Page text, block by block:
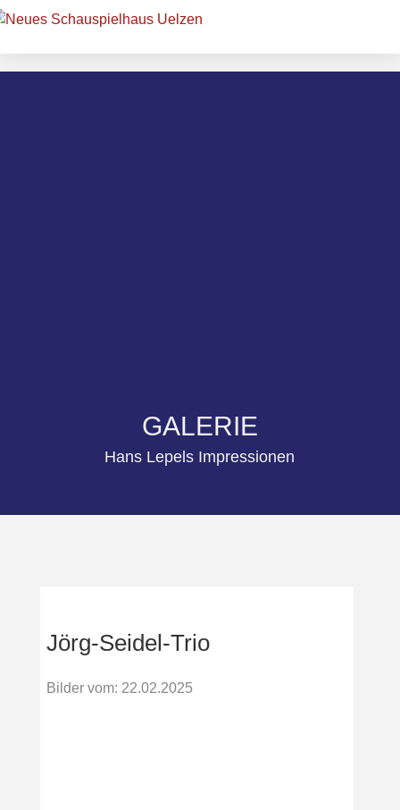
GALERIE
Hans Lepels Impressionen
Jörg-Seidel-Trio
Bilder vom: 22.02.2025